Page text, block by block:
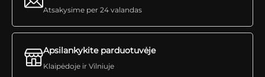
Atsakysime per 24 valandas
Apsilankykite parduotuvėje
Klaipėdoje ir Vilniuje